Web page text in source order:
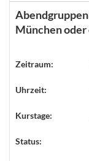
München
Zeitraum:
Uhrzeit:
Kurstage:
Status: